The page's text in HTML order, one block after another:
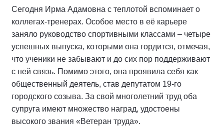
Сегодня Ирма Адамовна с теплотой вспоминает о
коллегах-тренерах. Особое место в её карьере
заняло руководство спортивными классами – четыре
успешных выпуска, которыми она гордится, отмечая,
что ученики не забывают и до сих пор поддерживают
с ней связь. Помимо этого, она проявила себя как
общественный деятель, став депутатом 19-го
городского созыва. За свой многолетний труд оба
супруга имеют множество наград, удостоены
высокого звания «Ветеран труда».